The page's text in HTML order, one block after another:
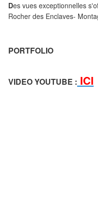
Des vues exceptionnelles
Rocher des Enclaves-
PORTFOLIO
VIDEO YOUTUBE : ICI